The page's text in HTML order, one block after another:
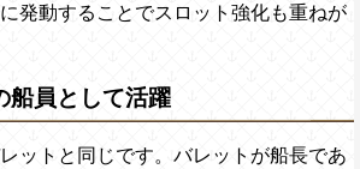
発動することでスロット強化も重ねが
船員として活躍
ットと同じです。バレットが船長であ